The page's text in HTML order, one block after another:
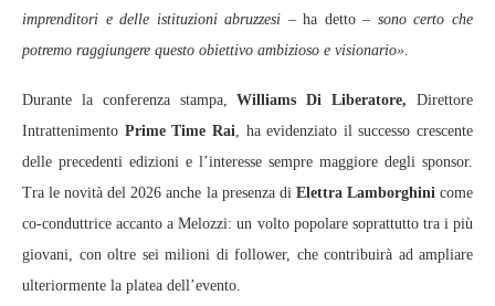
imprenditori e delle istituzioni abruzzesi –ha detto– sono certo che
potremo raggiungere questo obiettivo ambizioso e visionario».
Durante la conferenza stampa,Williams Di Liberatore, Direttore
Intrattenimento Prime Time Rai, ha evidenziato il successo crescente
delle precedenti edizioni e l’interesse sempre maggiore degli sponsor.
Tra le novità del 2026 anche la presenza di Elettra Lamborghinicome
co-conduttrice accanto a Melozzi: un volto popolare soprattutto tra i più
giovani, con oltre sei milioni di follower, che contribuirà ad ampliare
ulteriormente la platea dell’evento.